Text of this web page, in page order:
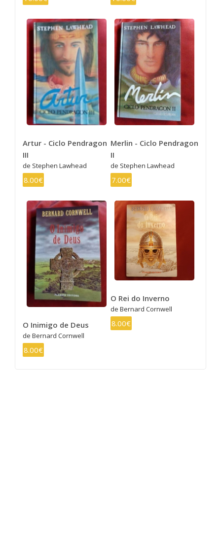
Artur - Ciclo Pendragon
III
de Stephen Lawhead
8.00€
Merlin - Ciclo Pendragon
II
de Stephen Lawhead
7.00€
O Inimigo de Deus
de Bernard Cornwell
8.00€
O Rei do Inverno
de Bernard Cornwell
8.00€